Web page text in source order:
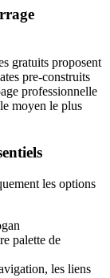
gratuits proposent
pre-construits
professionnelle
moyen le plus
les options
palette de
les liens